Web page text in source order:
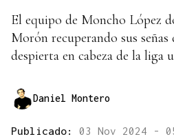
El equipo de Moncho López
Morón recuperando sus señas
despierta en cabeza de la liga
Daniel Montero
Publicado: 03 Nov 2024 -